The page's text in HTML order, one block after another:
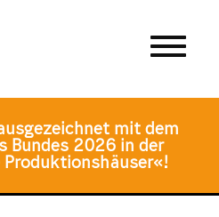
mit dem
Bundes 2026 in der
Produktionshäuser«!